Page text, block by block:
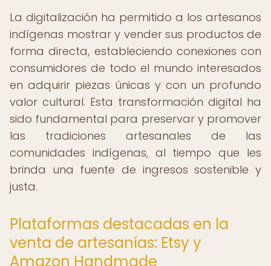
La digitalización ha permitido a los artesanos
indígenas mostrar y vender sus productos de
forma directa, estableciendo conexiones con
consumidores de todo el mundo interesados
en adquirir piezas únicas y con un profundo
valor cultural. Esta transformación digital ha
sido fundamental para preservar y promover
las tradiciones artesanales de las
comunidades indígenas, al tiempo que les
brinda una fuente de ingresos sostenible y
justa.
Plataformas destacadas en la
venta de artesanías: Etsy y
Amazon Handmade